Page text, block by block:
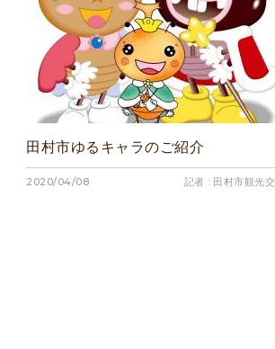
田村市ゆるキャラのご紹介
2020/04/08 記者 : 田村市観光